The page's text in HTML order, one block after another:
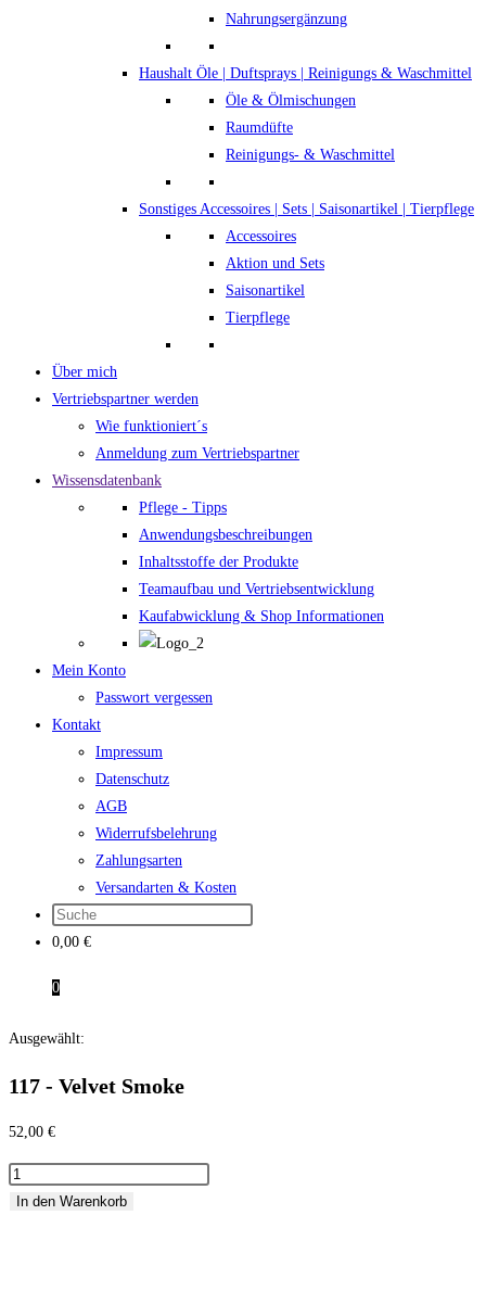
Nahrungsergänzung
Haushalt Öle | Duftsprays | Reinigungs & Waschmittel
Öle & Ölmischungen
Raumdüfte
Reinigungs- & Waschmittel
Sonstiges Accessoires | Sets | Saisonartikel | Tierpflege
Accessoires
Aktion und Sets
Saisonartikel
Tierpflege
Über mich
Vertriebspartner werden
Wie funktioniert´s
Anmeldung zum Vertriebspartner
Wissensdatenbank
Pflege - Tipps
Anwendungsbeschreibungen
Inhaltsstoffe der Produkte
Teamaufbau und Vertriebsentwicklung
Kaufabwicklung & Shop Informationen
Mein Konto
Passwort vergessen
Kontakt
Impressum
Datenschutz
AGB
Widerrufsbelehrung
Zahlungsarten
Versandarten & Kosten
0,00 €
0
Ausgewählt:
117 - Velvet Smoke
52,00 €
117
In den Warenkorb